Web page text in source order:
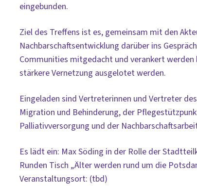
eingebunden.
Ziel des Treffens ist es, gemeinsam mit den
Nachbarschaftsentwicklung darüber ins
Communities mitgedacht und verankert
stärkere Vernetzung ausgelotet werden.
Eingeladen sind Vertreterinnen und Vertreter
Migration und Behinderung, der
Palliativversorgung und der
Es lädt ein: Max Söding in der Rolle der
Runden Tisch „Älter werden rund um die
Veranstaltungsort: (tbd)